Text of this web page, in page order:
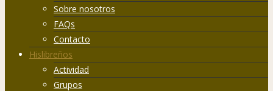
Sobre nosotros
FAQs
Contacto
Hislibreños
Actividad
Grupos